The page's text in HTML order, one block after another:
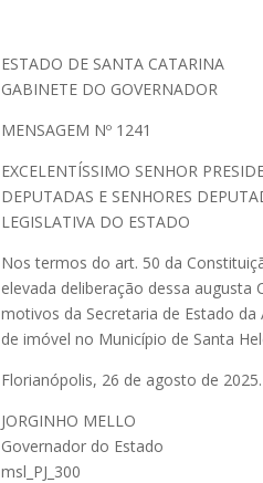
ESTADO DE SANTA CATARINA
GABINETE DO GOVERNADOR
MENSAGEM Nº 1241
EXCELENTÍSSIMO SENHOR
DEPUTADAS E SENHORES
LEGISLATIVA DO ESTADO
Nos termos do art. 50 da
elevada deliberação dessa augusta
motivos da Secretaria de Estado
de imóvel no Município de Santa
Florianópolis, 26 de agosto de 2025.
JORGINHO MELLO
Governador do Estado
msl_PJ_300